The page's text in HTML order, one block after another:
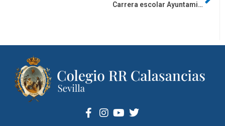
Carrera escolar Ayuntamiento de Sevilla